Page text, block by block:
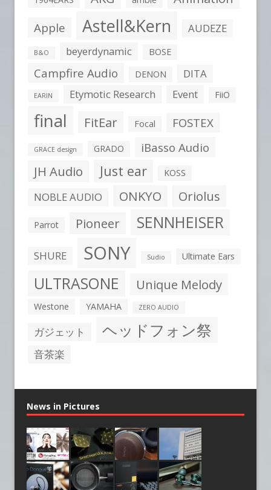
Apple Astell&Kern AUDEZE
B&O beyerdynamic BOSE
Campfire Audio DENON DITA
EARIN Etymotic Research Event FiiO
final FitEar Focal FOSTEX
GRACE design GRADO iBasso Audio
JH Audio Just ear KOSS
NOBLE AUDIO ONKYO Oriolus
Parrot Pioneer SENNHEISER
SHURE SONY Sudio Ultimate Ears
ULTRASONE Unique Melody
Westone YAMAHA ZERO AUDIO
ガジェット ヘッドフォン祭
音茶楽
News in Pictures